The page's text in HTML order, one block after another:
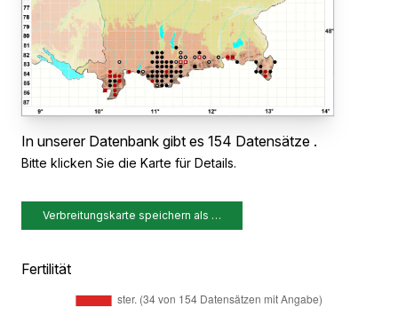
In unserer Datenbank gibt es 154 Datensätze .
Bitte klicken Sie die Karte für Details.
Verbreitungskarte speichern als …
Fertilität